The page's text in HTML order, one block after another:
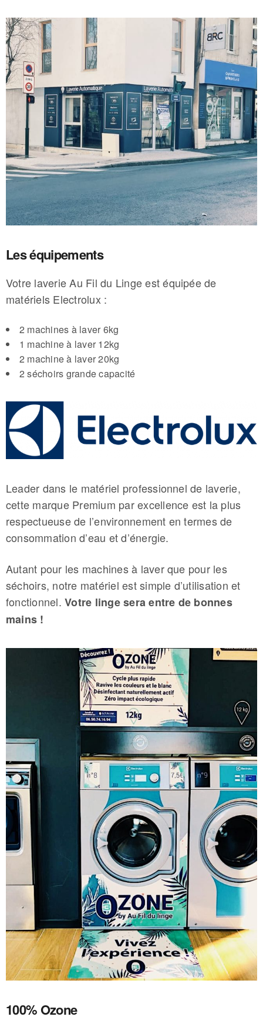
Les équipements
Votre laverie Au Fil du Linge est équipée de
matériels Electrolux :
2 machines à laver 6kg
1 machine à laver 12kg
2 machine à laver 20kg
2 séchoirs grande capacité
Leader dans le matériel professionnel de laverie,
cette marque Premium par excellence est la plus
respectueuse de l’environnement en termes de
consommation d’eau et d’énergie.
Autant pour les machines à laver que pour les
séchoirs, notre matériel est simple d’utilisation et
fonctionnel.Votre linge sera entre de bonnes
mains !
100% Ozone